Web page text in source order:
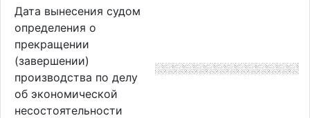
Дата вынесения судом
определения о
прекращении
(завершении)
производства по делу
об экономической
несостоятельности